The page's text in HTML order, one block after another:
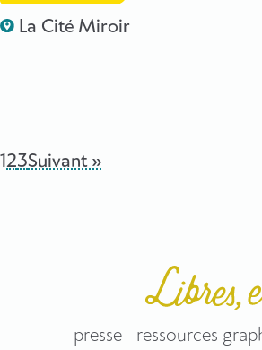
La Cité Miroir
123Suivant »
presse ressources